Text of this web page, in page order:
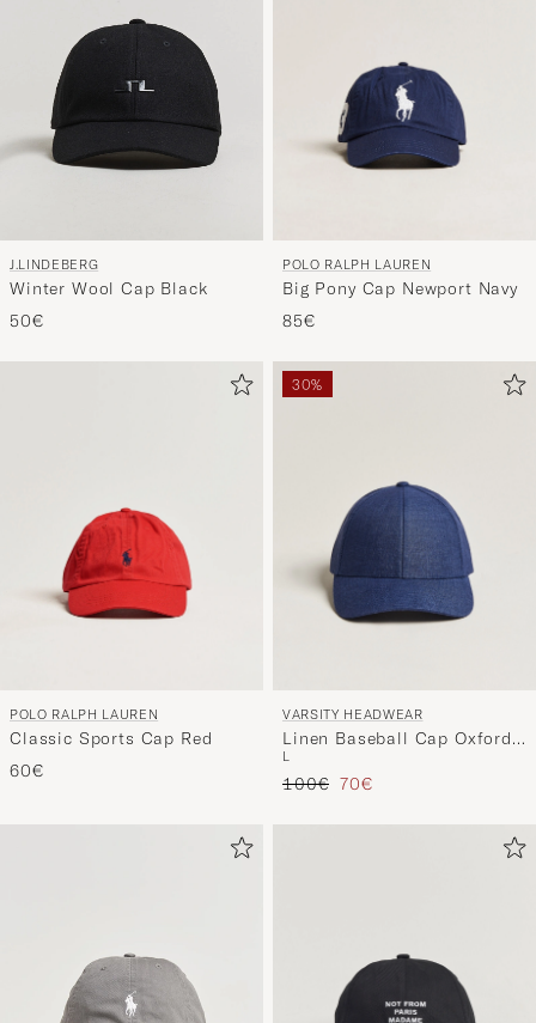
J.LINDEBERG
Winter Wool Cap Black
50€
POLO RALPH LAUREN
Big Pony Cap Newport Navy
85€
POLO RALPH LAUREN
Classic Sports Cap Red
60€
30%
VARSITY HEADWEAR
Linen Baseball Cap Oxford
Blue
L
Tavallinen hinta
100€ Alennettu hinta
70€